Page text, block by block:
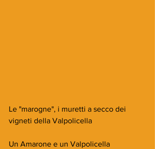
Le "marogne", i muretti a secco dei
vigneti della Valpolicella
Un Amarone e un Valpolicella